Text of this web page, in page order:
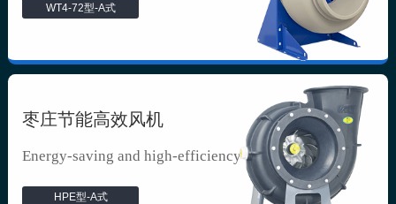
WT4-72型-A式
枣庄节能高效风机
Energy-saving and high-efficiency f...
HPE型-A式